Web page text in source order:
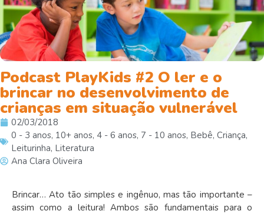
Podcast PlayKids #2 O ler e o
brincar no desenvolvimento de
crianças em situação vulnerável
02/03/2018
0 - 3 anos, 10+ anos, 4 - 6 anos, 7 - 10 anos, Bebê, Criança,
Leiturinha, Literatura
Ana Clara Oliveira
Brincar… Ato tão simples e ingênuo, mas tão importante –
assim como a leitura! Ambos são fundamentais para o